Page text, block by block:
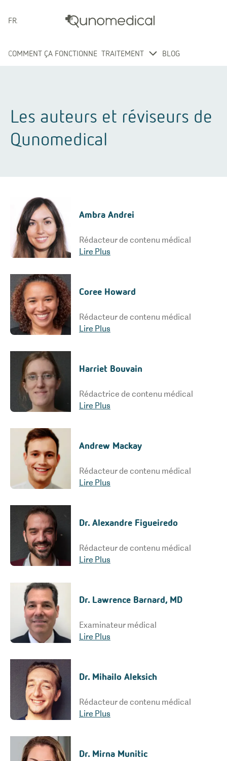
FRANÇAIS
COMMENT ÇA FONCTIONNE TRAITEMENT BLOG
Les auteurs et réviseurs de
Qunomedical
Ambra Andrei
Rédacteur de contenu médical
Lire Plus
Coree Howard
Rédacteur de contenu médical
Lire Plus
Harriet Bouvain
Rédactrice de contenu médical
Lire Plus
Andrew Mackay
Rédacteur de contenu médical
Lire Plus
Dr. Alexandre Figueiredo
Rédacteur de contenu médical
Lire Plus
Dr. Lawrence Barnard, MD
Examinateur médical
Lire Plus
Dr. Mihailo Aleksich
Rédacteur de contenu médical
Lire Plus
Dr. Mirna Munitic